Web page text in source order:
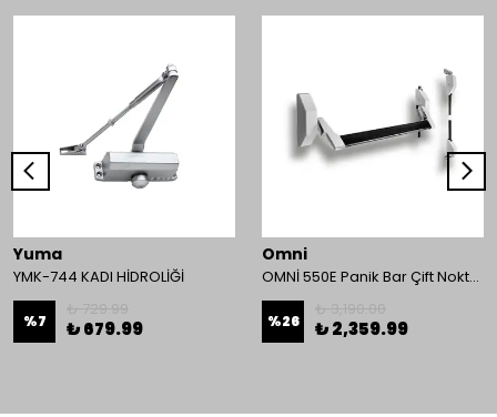
Yuma
YMK-744 KADI HİDROLİĞİ
%7 ₺ 679.99
Omni
OMNİ 550E Panik Bar Çift Nokta Yüzey Tip
%26 ₺ 2,359.99